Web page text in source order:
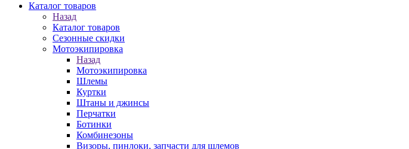
Каталог товаров
Назад
Каталог товаров
Сезонные скидки
Мотоэкипировка
Назад
Мотоэкипировка
Шлемы
Куртки
Штаны и джинсы
Перчатки
Ботинки
Комбинезоны
Визоры, пинлоки, запчасти для шлемов